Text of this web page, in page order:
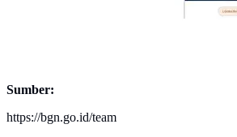
Sumber:
https://bgn.go.id/team